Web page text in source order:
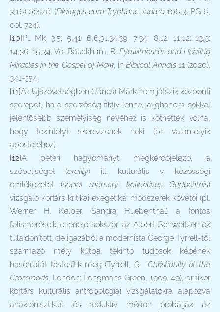
3,16) beszél (Dialogus cum Tryphone Judæo 106,3, PG 6,
col. 724).
[10]Pl. Mk 3,5; 5,41; 6,6.31.34.39; 7,34; 8,12; 11,12; 13,3;
14,36; 15,34. Vö. Bauckham, R. Eyewitnesses and Healing
Miracles in the Gospel of Mark, inBiblical Annals 11 (2020).
341-354.
[11]Az Újszövetségben (János) Márk nem játszik központi
szerepet, ha a szerzőség fiktív lenne, alighanem sokkal
jelentősebb személyiség nevéhez is köthették volna,
hogy tekintélyt szerezzenek neki (pl. valamelyik
apostoléhoz).
[12]A péteri hagyományt megkérdőjelező, a
szóbeliséget (orality) ill. kulturális v. közösségi
emlékezetet (social memory;kollektives Gedächtnis)
vizsgáló kortárs kritikai exegetikai módszerek követői (pl.
Werner H. Kelber, Sandra Huebenthal) a fontos
felismeréseik ellenére sokszor az Albert Schweitzernek
tulajdonított, de igazából a modernista George Tyrrell-től
származó mély kútba tekintő tudósok képének
hasonlatát testesítik meg (Tyrrell, G. Christianity at the
Crossroads, London: Longmans Green, 1909. 49), amikor
kortárs kulturális antropológiai vizsgálatokra alapozva
anakronisztikus és reduktív módon próbálják az